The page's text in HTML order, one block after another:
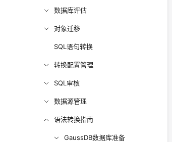
数据库评估
对象迁移
SQL语句转换
转换配置管理
SQL审核
数据源管理
语法转换指南
GaussDB数据库准备